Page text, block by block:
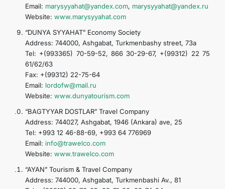
Email: marysyyahat@yandex.com, marysyyahat@yandex.ru
Website: www.marysyyahat.com
“DUNYA SYYAHAT” Economy Society
Address: 744000, Ashgabat, Turkmenbashy street, 73a
Tel: +(993365) 70-59-52, 866 30-29-67, +(99312) 22 75
61/62/63
Fax: +(99312) 22-75-64
Email: lordofw@mail.ru
Website: www.dunyatourism.com
“BAGTYYAR DOSTLAR” Travel Company
Address: 744027, Ashgabat, 1946 (Ankara) ave, 25
Tel: +993 12 46-88-69, +993 64 776969
Email: info@trawelco.com
Website: www.trawelco.com
“AYAN” Tourism & Travel Company
Address: 744000, Ashgabat, Turkmenbashi Av., 81